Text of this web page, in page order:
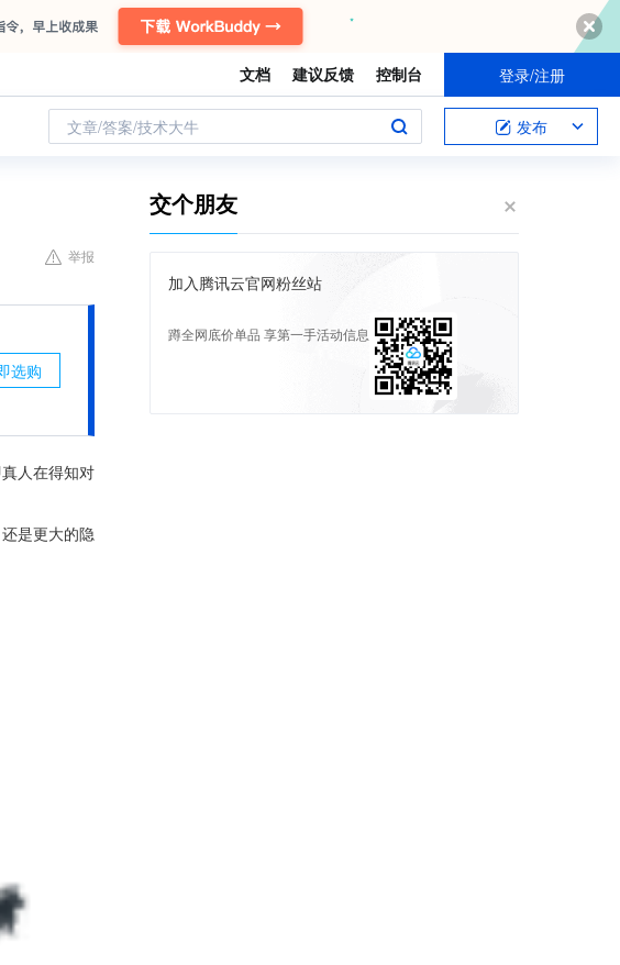
文档 建议反馈 控制台 登录/注册
文章/答案/技术大牛 发布
举报
选购
人在得知对
是更大的隐
交个朋友
加入腾讯云官网粉丝站
蹲全网底价单品 享第一手活动信息